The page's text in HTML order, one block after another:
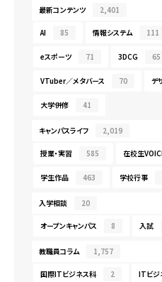
最新コンテンツ 2,401
AI 85 情報システム 111
eスポーツ 71 3DCG 65
VTuber／メタバース 70 デ
大学併修 41
キャンパスライフ 2,019
授業・実習 585 在校生
学生作品 463 学校行事
入学相談 20
オープンキャンパス 8 入試
教職員コラム 1,757
国際ITビジネス科 2 ITビジ